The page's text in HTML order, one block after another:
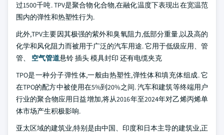
过1500千吨. TPV是聚合物化合物,在融化温度下表现出在宽温范
围内的弹性和热塑性行为.
此外,TPV主要因其极强的紫外和臭氧阻力,低部分重量,以及高的
化学和风化阻力而被用于广泛的汽车用途. 它用于低级应用、管
管、 空气管道悬铃 插头 模具封印 还有电缆夹克
TPO是一种分子弹性体,一般由热塑性,弹性体和填充体组成. 它
在TPO的配方中被使用在5%到20%之间. 汽车和建筑等终端用户
行业的聚合物应用日益增加,将从2016年至2024年对乙烯丙烯单
体市场产生积极影响.
亚太区域的建筑业,特别是由中国、印度和日本主导的建筑业,正